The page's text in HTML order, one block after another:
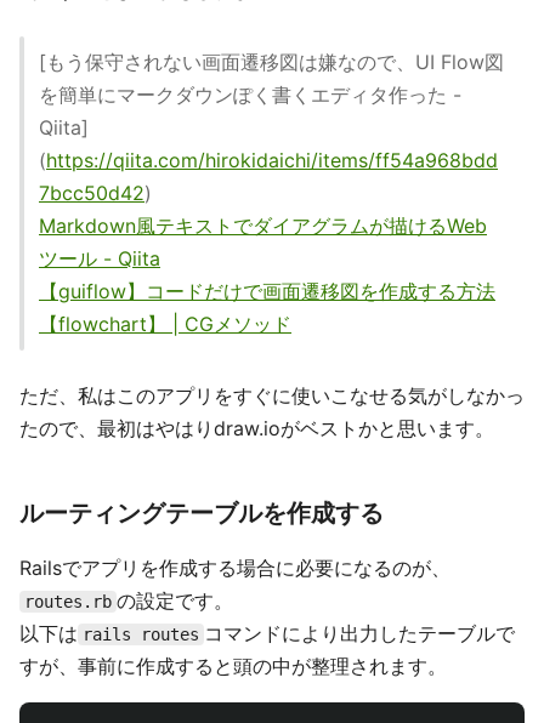
[もう保守されない画面遷移図は嫌なので、UI Flow図
を簡単にマークダウンぽく書くエディタ作った -
Qiita]
(https://qiita.com/hirokidaichi/items/ff54a968bdd
7bcc50d42)
Markdown風テキストでダイアグラムが描けるWeb
ツール - Qiita
【guiflow】コードだけで画面遷移図を作成する方法
【flowchart】 | CGメソッド
ただ、私はこのアプリをすぐに使いこなせる気がしなかっ
たので、最初はやはりdraw.ioがベストかと思います。
ルーティングテーブルを作成する
Railsでアプリを作成する場合に必要になるのが、
routes.rb の設定です。
以下は rails routes コマンドにより出力したテーブルで
すが、事前に作成すると頭の中が整理されます。